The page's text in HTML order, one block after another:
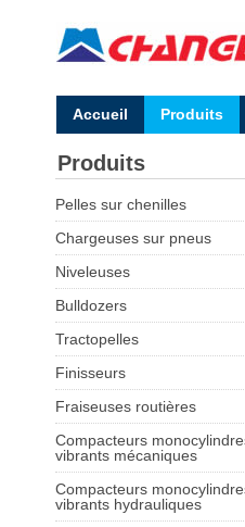
Accueil Produits
Produits
Pelles sur chenilles
Chargeuses sur pneus
Niveleuses
Bulldozers
Tractopelles
Finisseurs
Fraiseuses routières
Compacteurs
vibrants mécaniques
Compacteurs
vibrants hydrauliques